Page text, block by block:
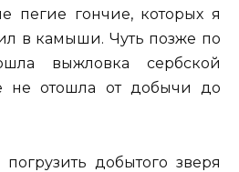
пегие гончие, которых я
в камыши. Чуть позже по
выжловка сербской
не отошла от добычи до
добытого зверя